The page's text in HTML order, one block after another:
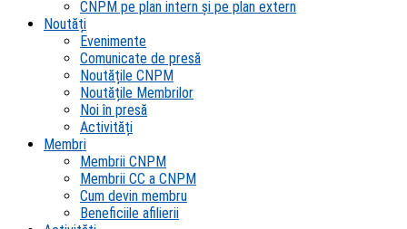
CNPM pe plan intern şi pe plan extern
Noutăți
Evenimente
Comunicate de presă
Noutățile CNPM
Noutățile Membrilor
Noi în presă
Activități
Membri
Membrii CNPM
Membrii CC a CNPM
Cum devin membru
Beneficiile afilierii